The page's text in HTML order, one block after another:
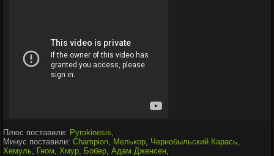
Плюс поставили: Pyrokinesis
Минус поставили: Champion Мелькор Чернобыльский Карась
Хемуль
Гном Хмур Бобер Адам Дженсен